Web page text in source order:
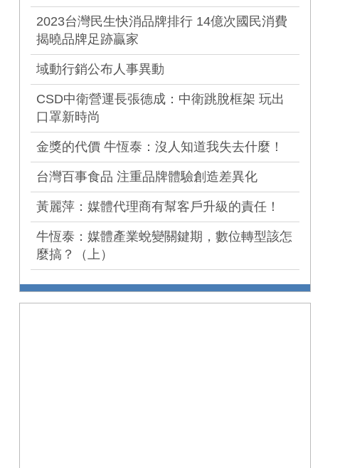
2023台灣民生快消品牌排行 14億次國民消費
揭曉品牌足跡贏家
域動行銷公布人事異動
CSD中衛營運長張德成：中衛跳脫框架 玩出
口罩新時尚
金獎的代價 牛恆泰：沒人知道我失去什麼！
台灣百事食品 注重品牌體驗創造差異化
黃麗萍：媒體代理商有幫客戶升級的責任！
牛恆泰：媒體產業蛻變關鍵期，數位轉型該怎
麼搞？（上）